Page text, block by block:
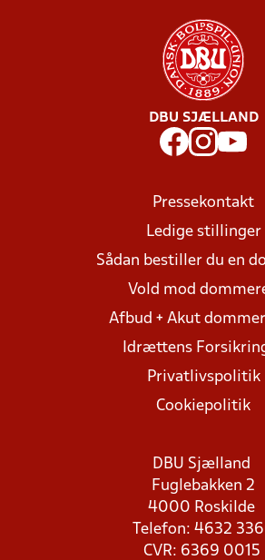
DBU SJÆLLAND
Pressekontakt
Ledige stillinger
Sådan bestiller du en
Vold mod
Afbud + Akut
Idrættens
Privatlivspolitik
Cookiepolitik
DBU Sjælland
Fuglebakken 2
4000 Roskilde
Telefon: 4632
CVR: 6369 0015